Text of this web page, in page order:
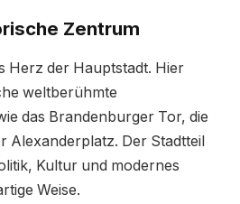
Zentrum
Herz der Hauptstadt. Hier
weltberühmte
das Brandenburger Tor, die
Alexanderplatz. Der Stadtteil
Kultur und modernes
Weise.